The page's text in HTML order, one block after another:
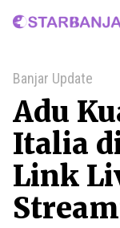
Home
Banjar Update
Adu
Italia
Link